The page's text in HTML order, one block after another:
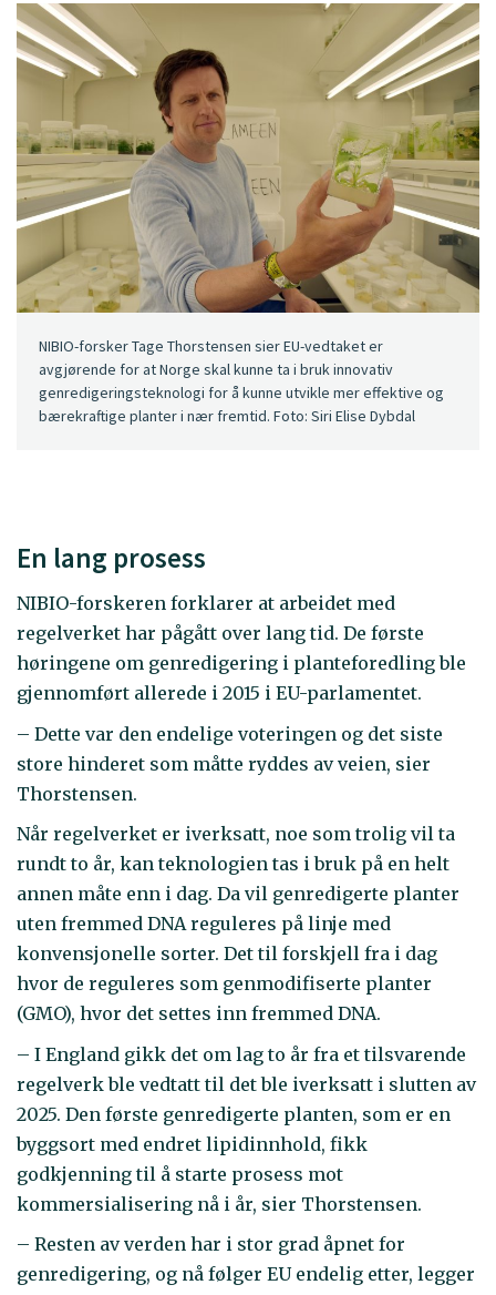
NIBIO-forsker Tage Thorstensen sier EU-vedtaket er
avgjørende for at Norge skal kunne ta i bruk innovativ
genredigeringsteknologi for å kunne utvikle mer effektive og
bærekraftige planter i nær fremtid. Foto: Siri Elise Dybdal
En lang prosess
NIBIO-forskeren forklarer at arbeidet med
regelverket har pågått over lang tid. De første
høringene om genredigering i planteforedling ble
gjennomført allerede i 2015 i EU-parlamentet.
– Dette var den endelige voteringen og det siste
store hinderet som måtte ryddes av veien, sier
Thorstensen.
Når regelverket er iverksatt, noe som trolig vil ta
rundt to år, kan teknologien tas i bruk på en helt
annen måte enn i dag. Da vil genredigerte planter
uten fremmed DNA reguleres på linje med
konvensjonelle sorter. Det til forskjell fra i dag
hvor de reguleres som genmodifiserte planter
(GMO), hvor det settes inn fremmed DNA.
– I England gikk det om lag to år fra et tilsvarende
regelverk ble vedtatt til det ble iverksatt i slutten av
2025. Den første genredigerte planten, som er en
byggsort med endret lipidinnhold, fikk
godkjenning til å starte prosess mot
kommersialisering nå i år, sier Thorstensen.
– Resten av verden har i stor grad åpnet for
genredigering, og nå følger EU endelig etter, legger